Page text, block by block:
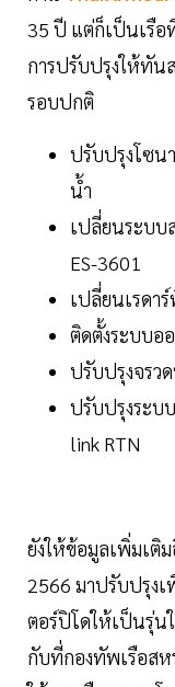
35 ปี แต่ก็เป็นเรือ
การปรับปรุงให้ทัน
รอบปกติ
ปรับปรุงโซน
น้ำ
เปลี่ยนระบบ
ES-3601
เปลี่ยนเรดา
ติดตั้งระบบอ
ปรับปรุงจรว
ปรับปรุงระบ
link RTN
ยังให้ข้อมูลเพิ่มเติ
2566 มาปรับปรุง
ตอร์ปิโดให้เป็นรุ่น
กับที่กองทัพเรือสห